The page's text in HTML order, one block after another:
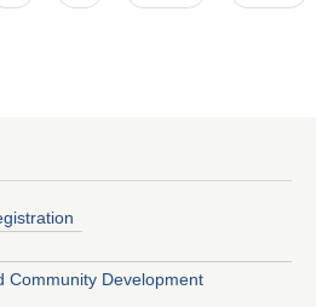
Community Development